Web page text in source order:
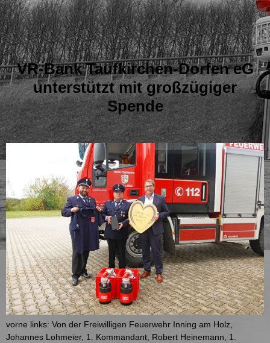
VR-Bank Taufkirchen-Dorfen eG
unterstützt mit großzügiger
Spende
vorne links: Von der Freiwilligen Feuerwehr Inning am Holz,
Johannes Lohmeier, 1. Kommandant, Robert Heinemann, 1.